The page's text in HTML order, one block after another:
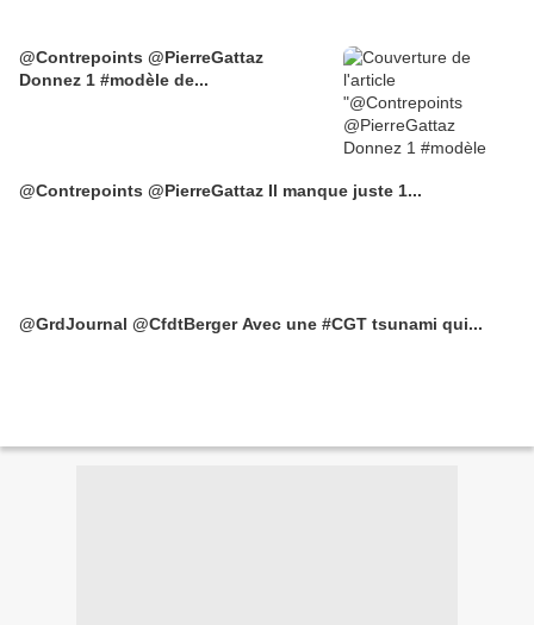
@Contrepoints @PierreGattaz
Donnez 1 #modèle de...
@Contrepoints @PierreGattaz Il manque juste 1...
@GrdJournal @CfdtBerger Avec une #CGT tsunami qui...